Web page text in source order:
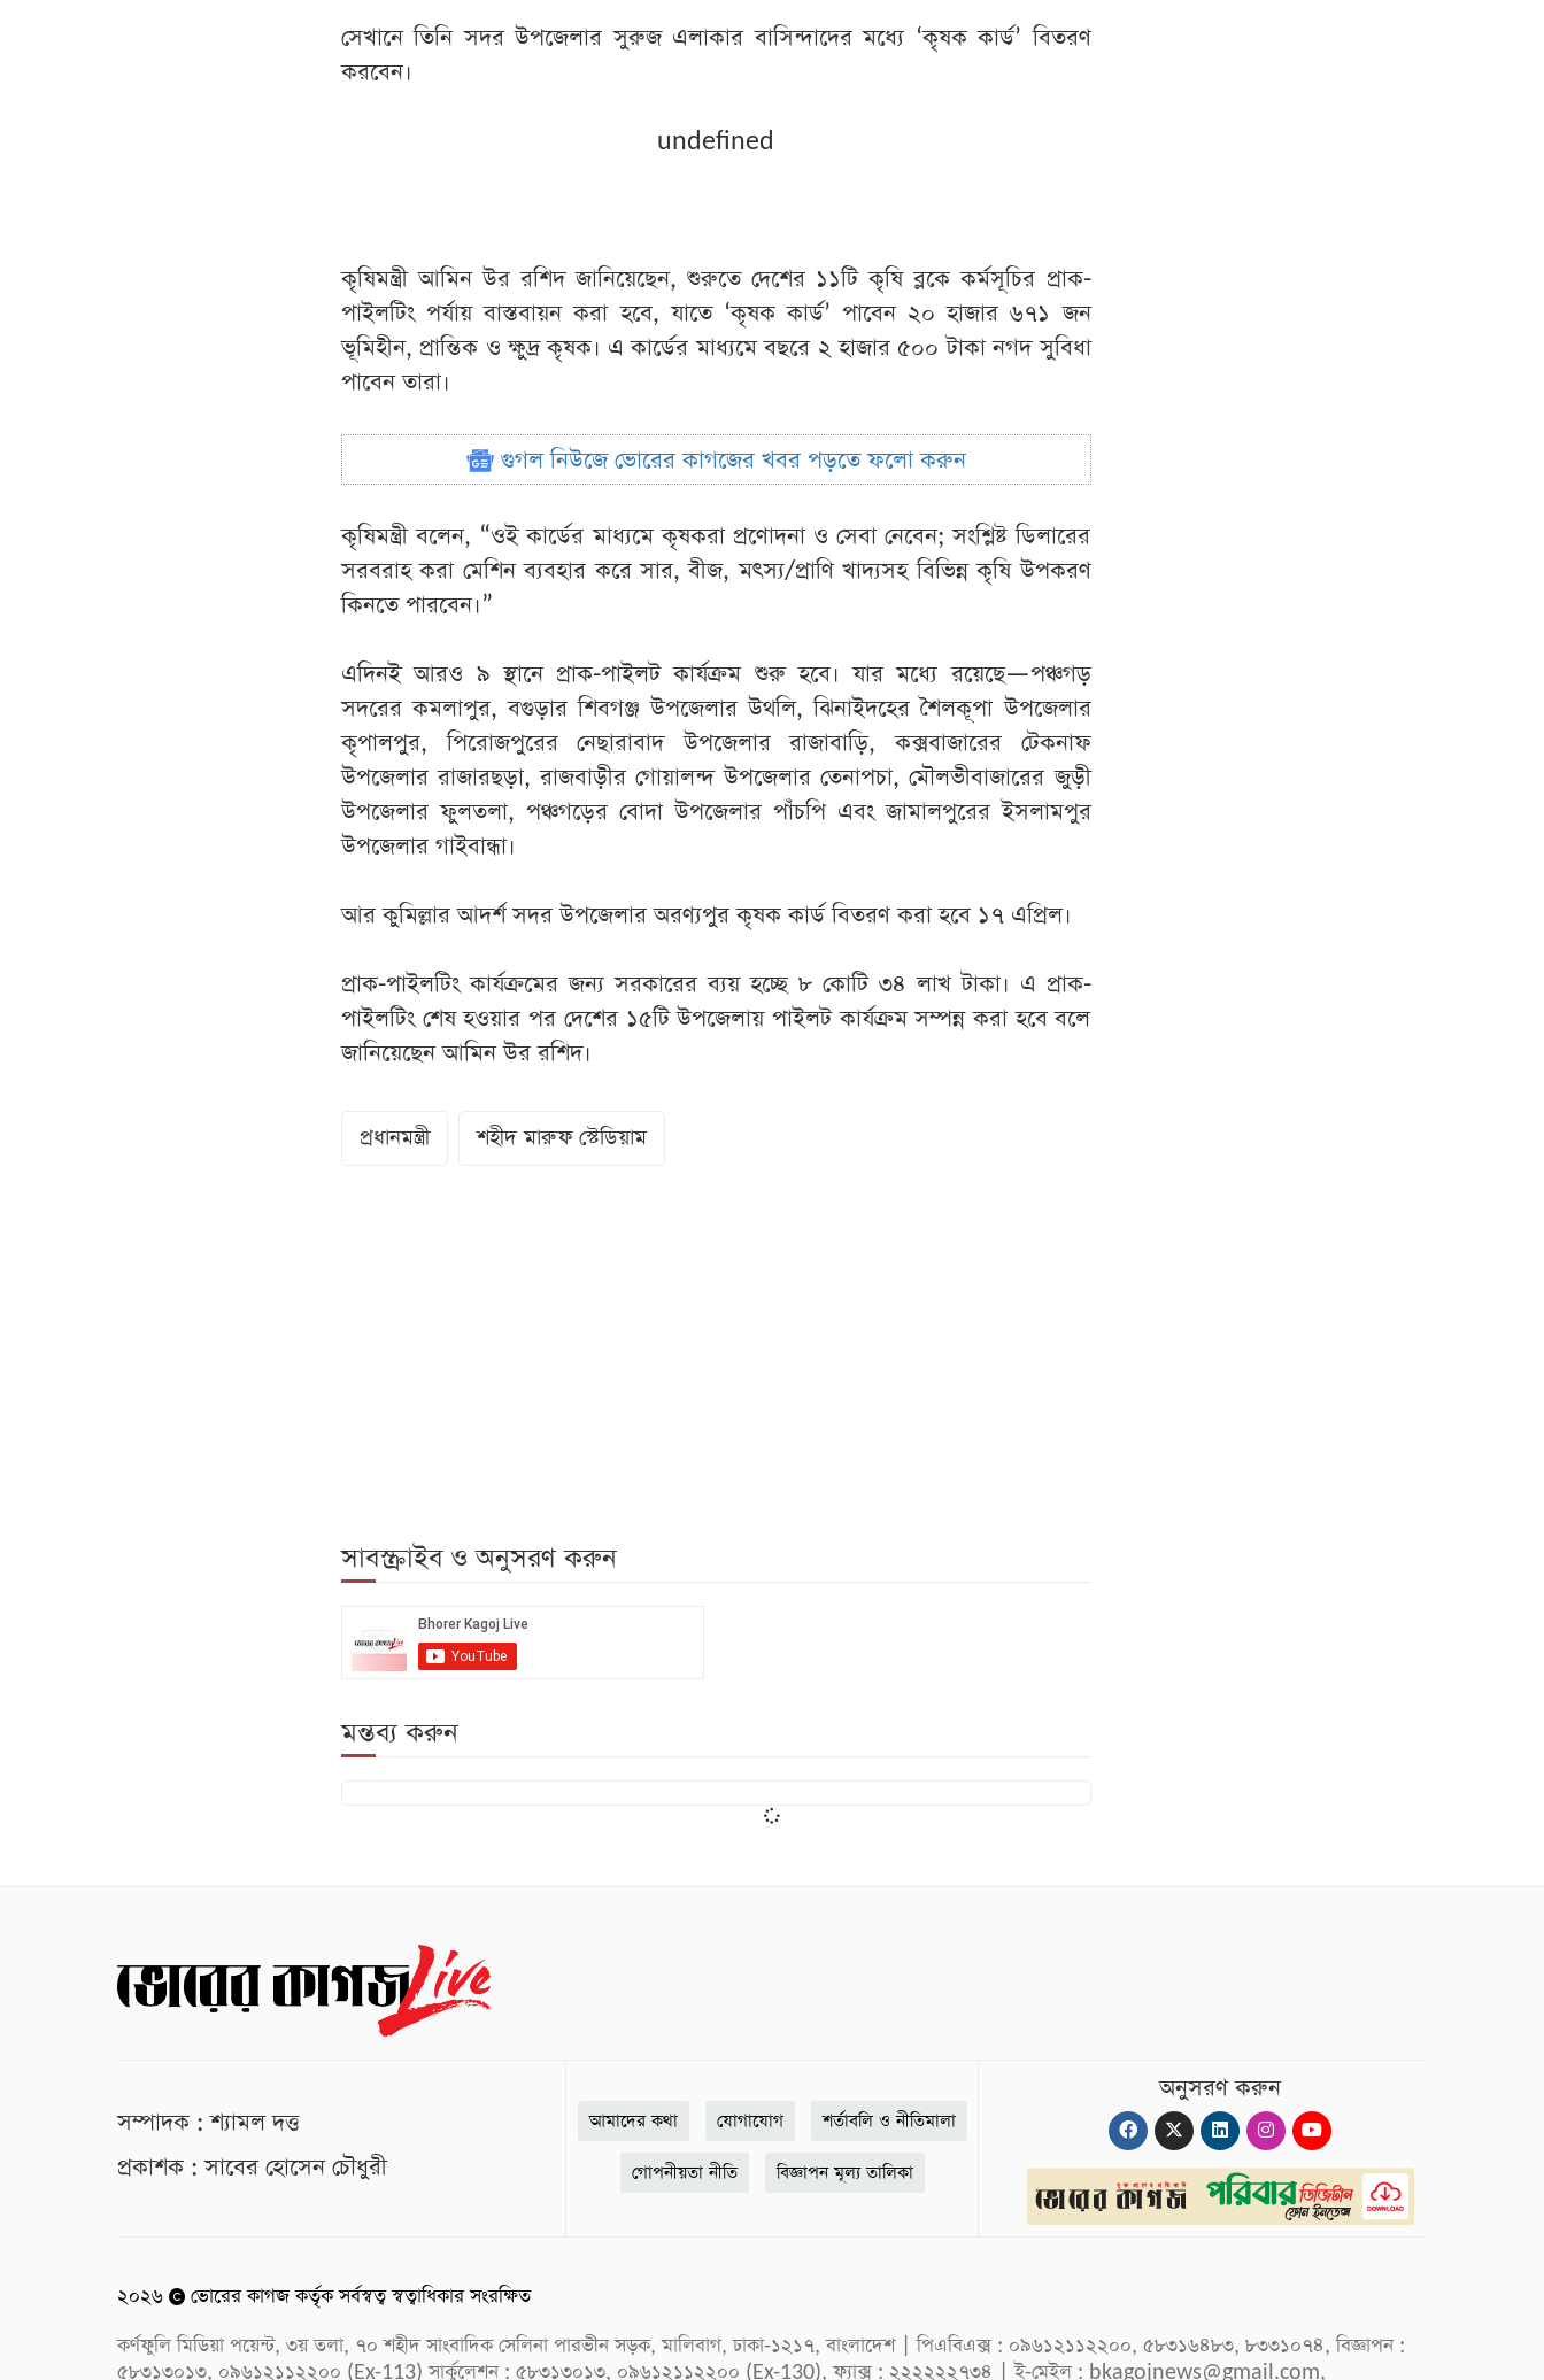
সেখানে তিনি সদর উপজেলার সুরুজ এলাকার বাসিন্দাদের মধ্যে ‘কৃষক কার্ড’ বিতরণ
করবেন।
undefined
কৃষিমন্ত্রী আমিন উর রশিদ জানিয়েছেন, শুরুতে দেশের ১১টি কৃষি ব্লকে কর্মসূচির প্রাক-
পাইলটিং পর্যায় বাস্তবায়ন করা হবে, যাতে ‘কৃষক কার্ড’ পাবেন ২০ হাজার ৬৭১ জন
ভূমিহীন, প্রান্তিক ও ক্ষুদ্র কৃষক। এ কার্ডের মাধ্যমে বছরে ২ হাজার ৫০০ টাকা নগদ সুবিধা
পাবেন তারা।
গুগল নিউজে ভোরের কাগজের খবর পড়তে ফলো করুন
কৃষিমন্ত্রী বলেন, “ওই কার্ডের মাধ্যমে কৃষকরা প্রণোদনা ও সেবা নেবেন; সংশ্লিষ্ট ডিলারের
সরবরাহ করা মেশিন ব্যবহার করে সার, বীজ, মৎস্য/প্রাণি খাদ্যসহ বিভিন্ন কৃষি উপকরণ
কিনতে পারবেন।”
এদিনই আরও ৯ স্থানে প্রাক-পাইলট কার্যক্রম শুরু হবে। যার মধ্যে রয়েছে—পঞ্চগড়
সদরের কমলাপুর, বগুড়ার শিবগঞ্জ উপজেলার উথলি, ঝিনাইদহের শৈলকূপা উপজেলার
কৃপালপুর, পিরোজপুরের নেছারাবাদ উপজেলার রাজাবাড়ি, কক্সবাজারের টেকনাফ
উপজেলার রাজারছড়া, রাজবাড়ীর গোয়ালন্দ উপজেলার তেনাপচা, মৌলভীবাজারের জুড়ী
উপজেলার ফুলতলা, পঞ্চগড়ের বোদা উপজেলার পাঁচপি এবং জামালপুরের ইসলামপুর
উপজেলার গাইবান্ধা।
আর কুমিল্লার আদর্শ সদর উপজেলার অরণ্যপুর কৃষক কার্ড বিতরণ করা হবে ১৭ এপ্রিল।
প্রাক-পাইলটিং কার্যক্রমের জন্য সরকারের ব্যয় হচ্ছে ৮ কোটি ৩৪ লাখ টাকা। এ প্রাক-
পাইলটিং শেষ হওয়ার পর দেশের ১৫টি উপজেলায় পাইলট কার্যক্রম সম্পন্ন করা হবে বলে
জানিয়েছেন আমিন উর রশিদ।
প্রধানমন্ত্রী শহীদ মারুফ স্টেডিয়াম
সাবস্ক্রাইব ও অনুসরণ করুন
মন্তব্য করুন
সম্পাদক : শ্যামল দত্ত
প্রকাশক : সাবের হোসেন চৌধুরী
আমাদের কথা যোগাযোগ শর্তাবলি ও নীতিমালা
গোপনীয়তা নীতি বিজ্ঞাপন মূল্য তালিকা
অনুসরণ করুন
২০২৬
ভোরের কাগজ কর্তৃক সর্বস্বত্ব স্বত্বাধিকার সংরক্ষিত
কর্ণফুলি মিডিয়া পয়েন্ট, ৩য় তলা, ৭০ শহীদ সাংবাদিক সেলিনা পারভীন সড়ক, মালিবাগ, ঢাকা-১২১৭, বাংলাদেশ | পিএবিএক্স : ০৯৬১২১১২২০০, ৫৮৩১৬৪৮৩, ৮৩৩১০৭৪, বিজ্ঞাপন :
৫৮৩১৩০১৩, ০৯৬১২১১২২০০ (Ex-113) সার্কুলেশন : ৫৮৩১৩০১৩, ০৯৬১২১১২২০০ (Ex-130), ফ্যাক্স : ২২২২২২৭৩৪ | ই-মেইল : bkagojnews@gmail.com,